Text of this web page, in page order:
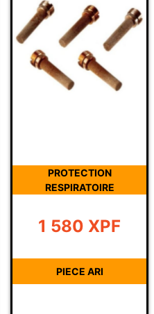
PROTECTION
RESPIRATOIRE
1 580 XPF
PIECE ARI